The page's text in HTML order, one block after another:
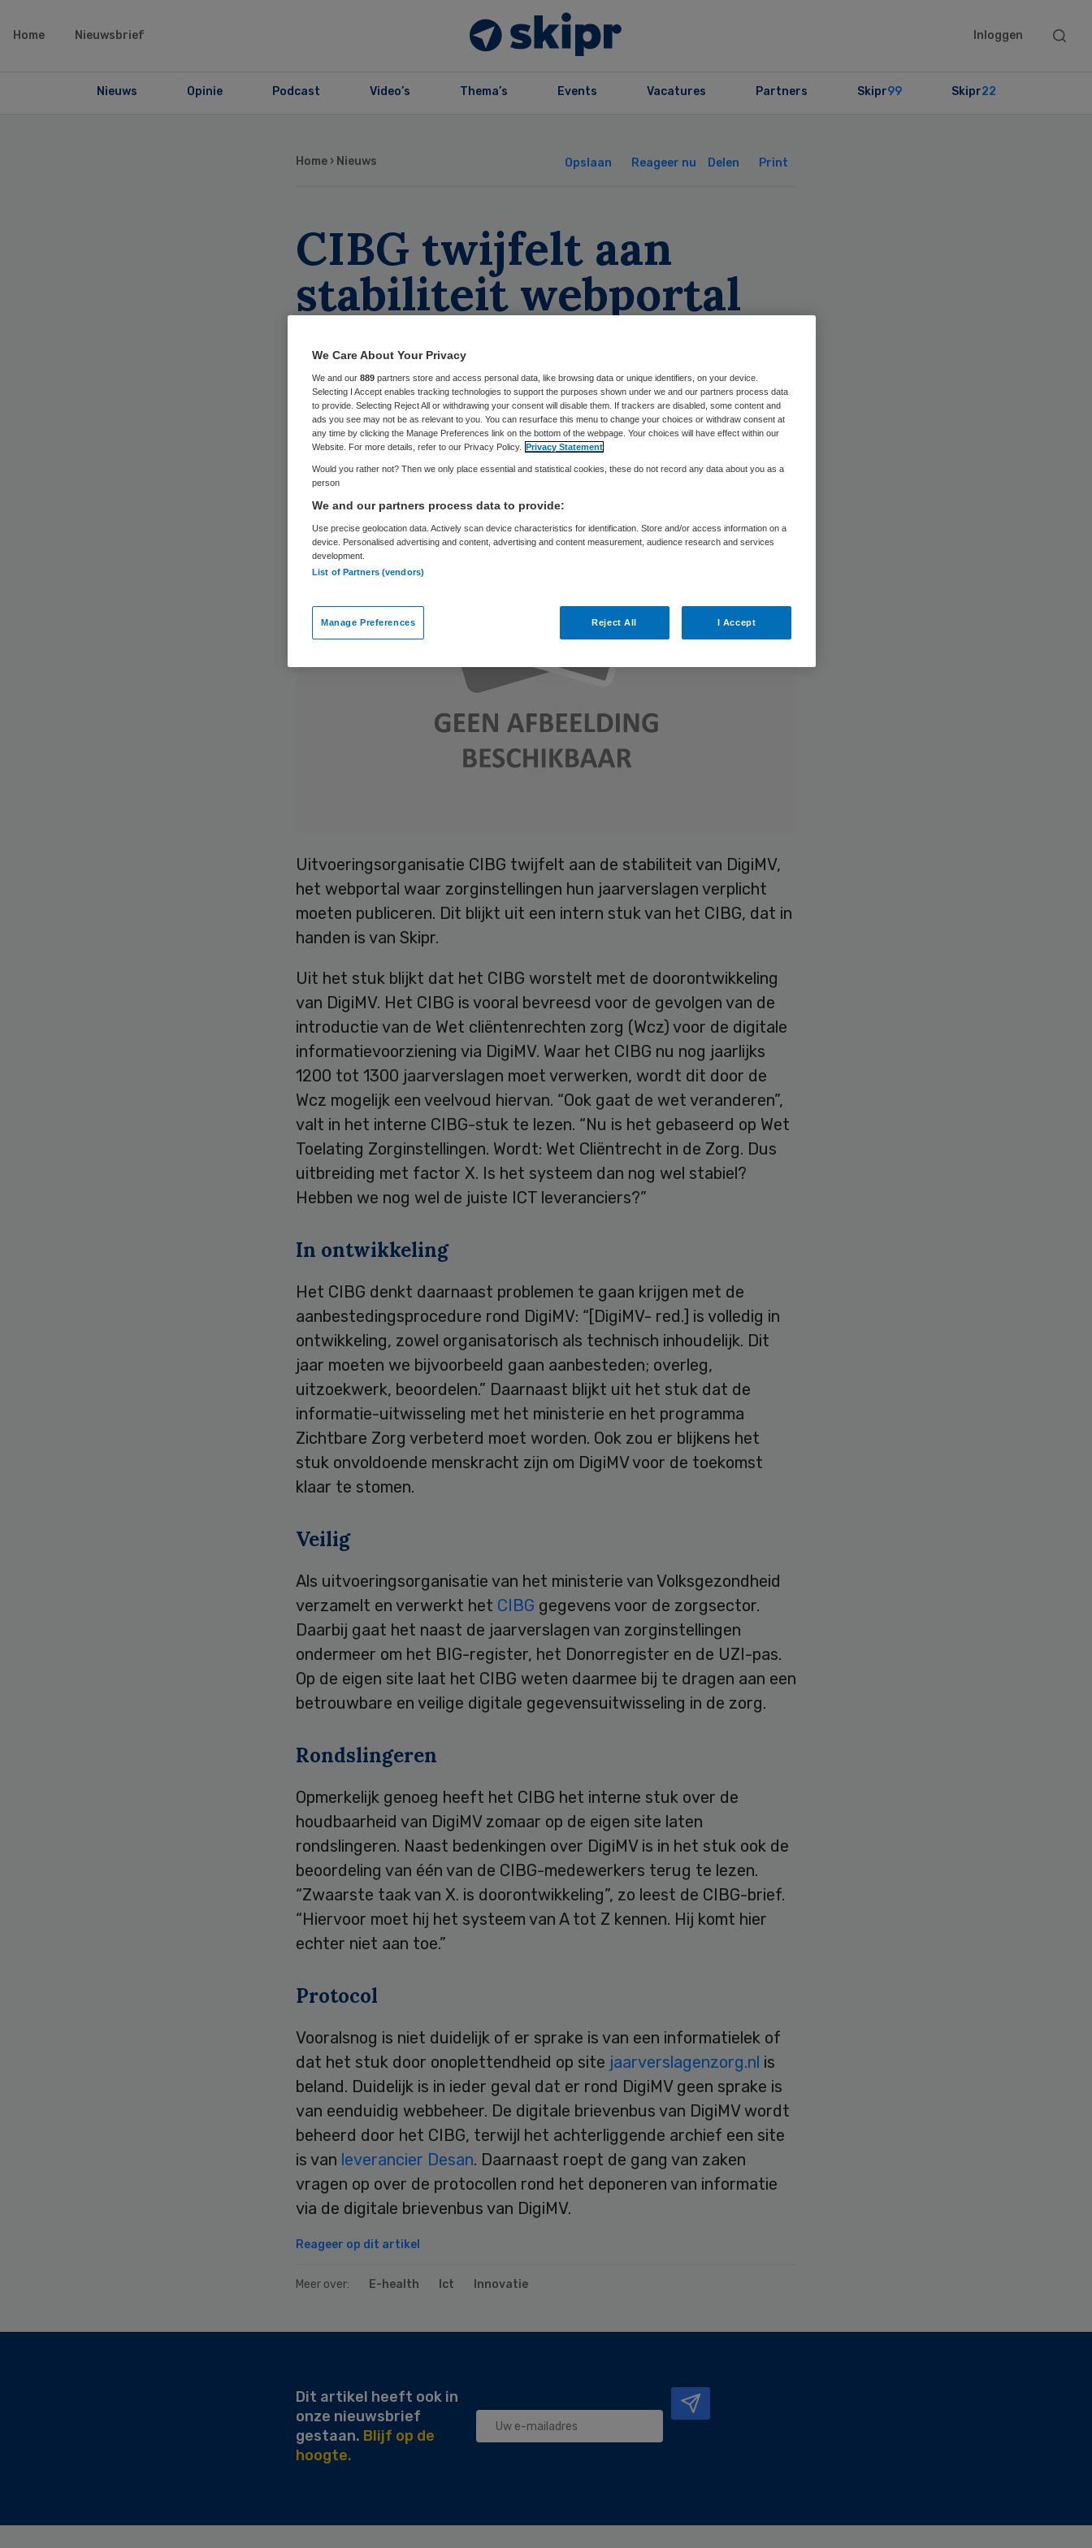
Home Nieuwsbrief Inloggen
Search
Nieuws Opinie Podcast Video’s Thema’s Events Vacatures Partners Skipr99 Skipr22
Home › Nieuws Opslaan Reageer nu Delen Print
CIBG twijfelt aan
stabiliteit webportal
jaarverslagen
Philip van de Poel 1 mei 2012,14:58 56 keer gelezen
Uitvoeringsorganisatie CIBG twijfelt aan de stabiliteit van DigiMV,
het webportal waar zorginstellingen hun jaarverslagen verplicht
moeten publiceren. Dit blijkt uit een intern stuk van het CIBG, dat in
handen is van Skipr.
Uit het stuk blijkt dat het CIBG worstelt met de doorontwikkeling
van DigiMV. Het CIBG is vooral bevreesd voor de gevolgen van de
introductie van de Wet cliëntenrechten zorg (Wcz) voor de digitale
informatievoorziening via DigiMV. Waar het CIBG nu nog jaarlijks
1200 tot 1300 jaarverslagen moet verwerken, wordt dit door de
Wcz mogelijk een veelvoud hiervan. “Ook gaat de wet veranderen”,
valt in het interne CIBG-stuk te lezen. “Nu is het gebaseerd op Wet
Toelating Zorginstellingen. Wordt: Wet Cliëntrecht in de Zorg. Dus
uitbreiding met factor X. Is het systeem dan nog wel stabiel?
Hebben we nog wel de juiste ICT leveranciers?”
In ontwikkeling
Het CIBG denkt daarnaast problemen te gaan krijgen met de
aanbestedingsprocedure rond DigiMV: “[DigiMV- red.] is volledig in
ontwikkeling, zowel organisatorisch als technisch inhoudelijk. Dit
jaar moeten we bijvoorbeeld gaan aanbesteden; overleg,
uitzoekwerk, beoordelen.” Daarnaast blijkt uit het stuk dat de
informatie-uitwisseling met het ministerie en het programma
Zichtbare Zorg verbeterd moet worden. Ook zou er blijkens het
stuk onvoldoende menskracht zijn om DigiMV voor de toekomst
klaar te stomen.
Veilig
Als uitvoeringsorganisatie van het ministerie van Volksgezondheid
verzamelt en verwerkt het CIBG gegevens voor de zorgsector.
Daarbij gaat het naast de jaarverslagen van zorginstellingen
ondermeer om het BIG-register, het Donorregister en de UZI-pas.
Op de eigen site laat het CIBG weten daarmee bij te dragen aan een
betrouwbare en veilige digitale gegevensuitwisseling in de zorg.
Rondslingeren
Opmerkelijk genoeg heeft het CIBG het interne stuk over de
houdbaarheid van DigiMV zomaar op de eigen site laten
rondslingeren. Naast bedenkingen over DigiMV is in het stuk ook de
beoordeling van één van de CIBG-medewerkers terug te lezen.
“Zwaarste taak van X. is doorontwikkeling”, zo leest de CIBG-brief.
“Hiervoor moet hij het systeem van A tot Z kennen. Hij komt hier
echter niet aan toe.”
Protocol
Vooralsnog is niet duidelijk of er sprake is van een informatielek of
dat het stuk door onoplettendheid op site jaarverslagenzorg.nl is
beland. Duidelijk is in ieder geval dat er rond DigiMV geen sprake is
van eenduidig webbeheer. De digitale brievenbus van DigiMV wordt
beheerd door het CIBG, terwijl het achterliggende archief een site
is van leverancier Desan. Daarnaast roept de gang van zaken
vragen op over de protocollen rond het deponeren van informatie
via de digitale brievenbus van DigiMV.
Reageer op dit artikel
Meer over: E-health Ict Innovatie
Secondary
Dit artikel heeft ook in
onze nieuwsbrief
gestaan. Blijf op de
hoogte.
We Care About Your Privacy
We and our 889 partners store and access personal data, like browsing data or unique identifiers, on your device.
Selecting I Accept enables tracking technologies to support the purposes shown under we and our partners process data
to provide. Selecting Reject All or withdrawing your consent will disable them. If trackers are disabled, some content and
ads you see may not be as relevant to you. You can resurface this menu to change your choices or withdraw consent at
any time by clicking the Manage Preferences link on the bottom of the webpage. Your choices will have effect within our
Website. For more details, refer to our Privacy Policy. Privacy Statement
Would you rather not? Then we only place essential and statistical cookies, these do not record any data about you as a
person
We and our partners process data to provide:
Use precise geolocation data. Actively scan device characteristics for identification. Store and/or access information on a
device. Personalised advertising and content, advertising and content measurement, audience research and services
development.
List of Partners (vendors)
Manage Preferences Reject All I Accept